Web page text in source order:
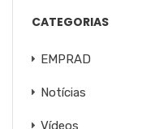
CATEGORIAS
EMPRAD
Notícias
Vídeos